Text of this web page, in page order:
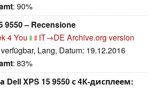
: 90%
9550 – Recensione
4 You IT→DE Archive.org version
Lang, Datum: 19.12.2016
: 83%
Dell XPS 15 9550 с 4К-дисплеем: